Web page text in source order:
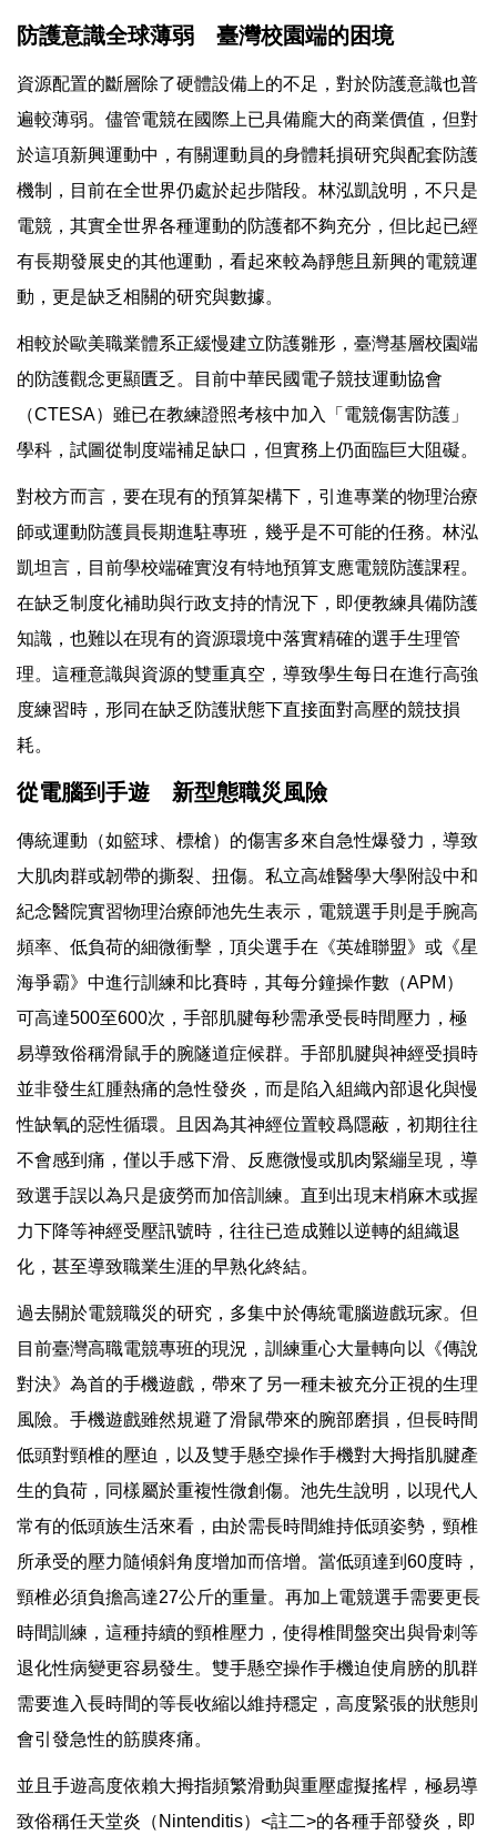
防護意識全球薄弱 臺灣校園端的困境
資源配置的斷層除了硬體設備上的不足，對於防護意識也普
遍較薄弱。儘管電競在國際上已具備龐大的商業價值，但對
於這項新興運動中，有關運動員的身體耗損研究與配套防護
機制，目前在全世界仍處於起步階段。林泓凱說明，不只是
電競，其實全世界各種運動的防護都不夠充分，但比起已經
有長期發展史的其他運動，看起來較為靜態且新興的電競運
動，更是缺乏相關的研究與數據。
相較於歐美職業體系正緩慢建立防護雛形，臺灣基層校園端
的防護觀念更顯匱乏。目前中華民國電子競技運動協會
（CTESA）雖已在教練證照考核中加入「電競傷害防護」
學科，試圖從制度端補足缺口，但實務上仍面臨巨大阻礙。
對校方而言，要在現有的預算架構下，引進專業的物理治療
師或運動防護員長期進駐專班，幾乎是不可能的任務。林泓
凱坦言，目前學校端確實沒有特地預算支應電競防護課程。
在缺乏制度化補助與行政支持的情況下，即便教練具備防護
知識，也難以在現有的資源環境中落實精確的選手生理管
理。這種意識與資源的雙重真空，導致學生每日在進行高強
度練習時，形同在缺乏防護狀態下直接面對高壓的競技損
耗。
從電腦到手遊 新型態職災風險
傳統運動（如籃球、標槍）的傷害多來自急性爆發力，導致
大肌肉群或韌帶的撕裂、扭傷。私立高雄醫學大學附設中和
紀念醫院實習物理治療師池先生表示，電競選手則是手腕高
頻率、低負荷的細微衝擊，頂尖選手在《英雄聯盟》或《星
海爭霸》中進行訓練和比賽時，其每分鐘操作數（APM）
可高達500至600次，手部肌腱每秒需承受長時間壓力，極
易導致俗稱滑鼠手的腕隧道症候群。手部肌腱與神經受損時
並非發生紅腫熱痛的急性發炎，而是陷入組織內部退化與慢
性缺氧的惡性循環。且因為其神經位置較爲隱蔽，初期往往
不會感到痛，僅以手感下滑、反應微慢或肌肉緊繃呈現，導
致選手誤以為只是疲勞而加倍訓練。直到出現末梢麻木或握
力下降等神經受壓訊號時，往往已造成難以逆轉的組織退
化，甚至導致職業生涯的早熟化終結。
過去關於電競職災的研究，多集中於傳統電腦遊戲玩家。但
目前臺灣高職電競專班的現況，訓練重心大量轉向以《傳說
對決》為首的手機遊戲，帶來了另一種未被充分正視的生理
風險。手機遊戲雖然規避了滑鼠帶來的腕部磨損，但長時間
低頭對頸椎的壓迫，以及雙手懸空操作手機對大拇指肌腱產
生的負荷，同樣屬於重複性微創傷。池先生說明，以現代人
常有的低頭族生活來看，由於需長時間維持低頭姿勢，頸椎
所承受的壓力隨傾斜角度增加而倍增。當低頭達到60度時，
頸椎必須負擔高達27公斤的重量。再加上電競選手需要更長
時間訓練，這種持續的頸椎壓力，使得椎間盤突出與骨刺等
退化性病變更容易發生。雙手懸空操作手機迫使肩膀的肌群
需要進入長時間的等長收縮以維持穩定，高度緊張的狀態則
會引發急性的筋膜疼痛。
並且手遊高度依賴大拇指頻繁滑動與重壓虛擬搖桿，極易導
致俗稱任天堂炎（Nintenditis）<註二>的各種手部發炎，即